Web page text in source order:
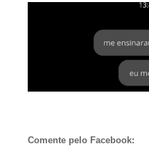
Comente pelo Facebook: